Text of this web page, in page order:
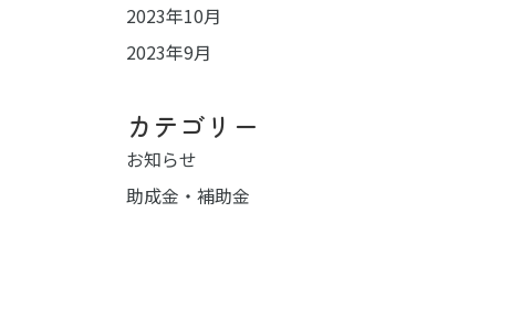
2023年10月
2023年9月
カテゴリー
お知らせ
助成金・補助金